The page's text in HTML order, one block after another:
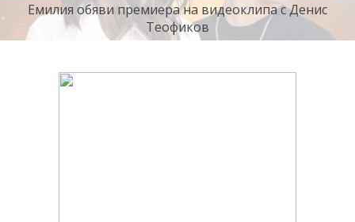
Емилия обяви премиера на видеоклипа с Денис
Теофиков